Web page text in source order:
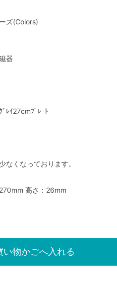
ズ(Colors)
器
ﾞﾚｲ27cmﾌﾟﾚｰﾄ
なくなっております。
高さ：26mm
い物かごへ入れる